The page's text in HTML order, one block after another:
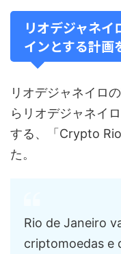
リオデジャネ
インとする計画
リオデジャネイロ
らリオデジャネイ
する、「Crypto
た。
Rio de Janeiro
criptomoedas e